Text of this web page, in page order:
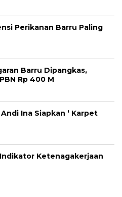
Perikanan Barru Paling
Barru Dipangkas,
Rp 400 M
Ina Siapkan ‘ Karpet
Ketenagakerjaan